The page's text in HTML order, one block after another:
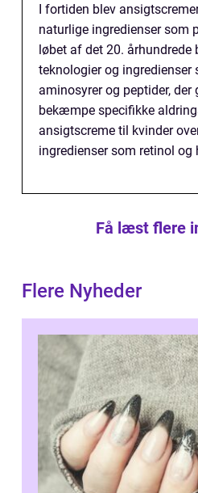
I fortiden blev
naturlige ingredienser som
løbet af det 20. århundrede
teknologier og ingredienser
aminosyrer og peptider,
bekæmpe specifikke
ansigtscreme til kvinder
ingredienser som retinol og
Få læst flere
Flere Nyheder